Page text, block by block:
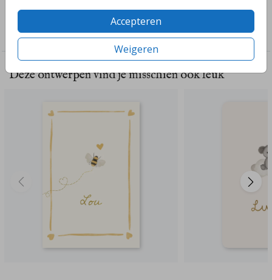
Accepteren
Weigeren
Collectie
Genderneutraal
Deze ontwerpen vind je misschien ook leuk